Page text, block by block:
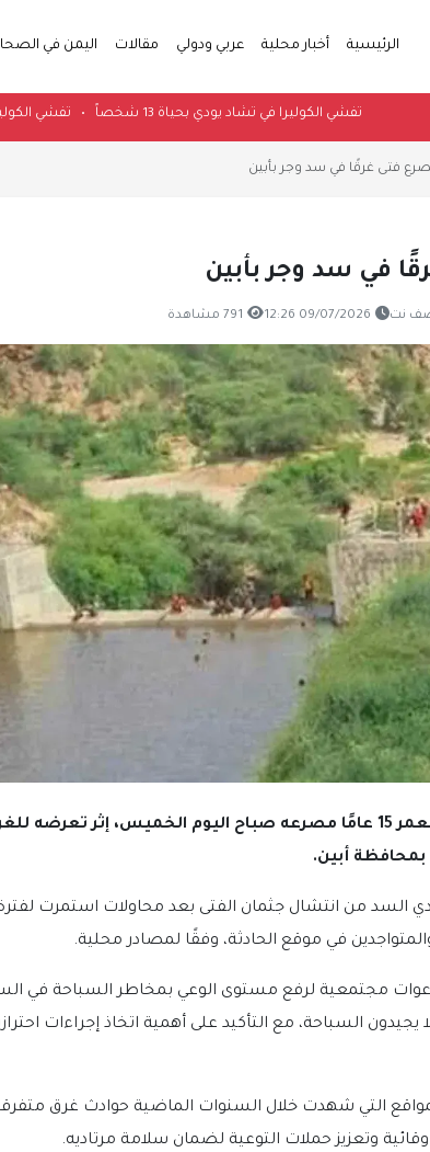
الرئيسية أخبار محلية عربي ودولي مقالات اليمن في
تفشي الكوليرا في تشاد يودي بحياة 13 شخصاً •
فتى غرقًا في سد وجر بأبين
في سد وجر بأبين
نت 09/07/2026 12:26 791 مشاهدة
لقي فتى يبلغ من العمر 15 عامًا مصرعه صباح اليوم الخميس، إثر
أبين.
السد من انتشال جثمان الفتى بعد محاولات استمرت
في موقع الحادثة، وفقًا لمصادر محلية.
مجتمعية لرفع مستوى الوعي بمخاطر السباحة في
يجيدون السباحة، مع التأكيد على أهمية اتخاذ إجراءات
التي شهدت خلال السنوات الماضية حوادث غرق
وتعزيز حملات التوعية لضمان سلامة مرتاديه.